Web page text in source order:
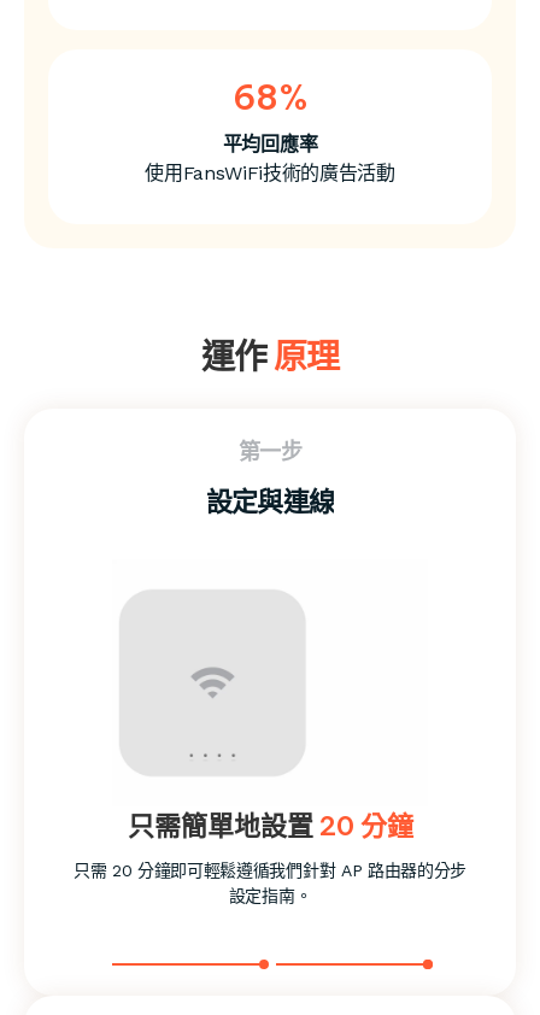
68%
平均回應率
使用FansWiFi技術的廣告活動
運作原理
第一步
設定與連線
只需簡單地設置 20 分鐘
只需 20 分鐘即可輕鬆遵循我們針對 AP 路由器的分步
設定指南。